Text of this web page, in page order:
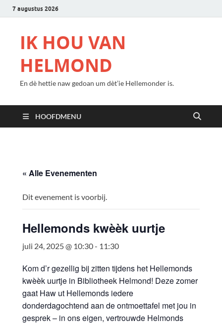
7 augustus 2026
IK HOU VAN
HELMOND
En dè hettie naw gedoan um dèt’ie Hellemonder is.
HOOFDMENU
« Alle Evenementen
Dit evenement is voorbij.
Hellemonds kwèèk uurtje
juli 24, 2025 @ 10:30- 11:30
Kom d’r gezellig bij zitten tijdens het Hellemonds
kwèèk uurtje in Bibliotheek Helmond! Deze zomer
gaat Haw ut Hellemonds iedere
donderdagochtend aan de ontmoettafel met jou in
gesprek – in ons eigen, vertrouwde Helmonds